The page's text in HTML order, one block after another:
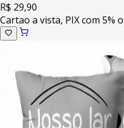
R$ 29,90
Cartao a vista, PIX com 5%